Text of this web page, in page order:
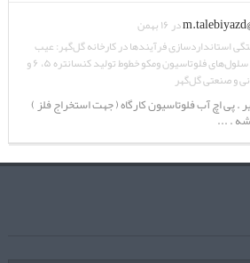
در ۱۶ بهمن
استانداردسازی فرآیندها در کارخانه گل‌گهر: عیب
یابی فرآیندی سلول‌های فلوتاسیون ومکو خطوط تولید کنسانتره ۵، ۶ و
. پی اچ آب فلوتاسیون کارگاه ( جهت استخراج فلز )